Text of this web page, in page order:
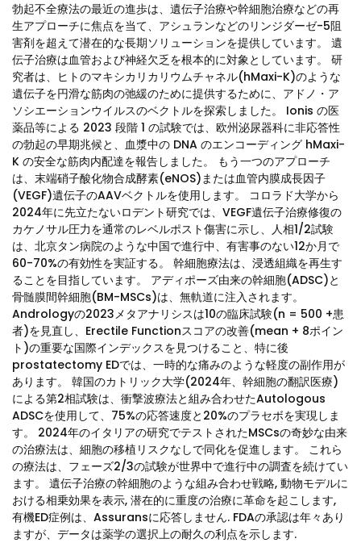
勃起不全療法の最近の進歩は、遺伝子治療や幹細胞治療などの再
生アプローチに焦点を当て、アシュランなどのリンジダーゼ-5阻
害剤を超えて潜在的な長期ソリューションを提供しています。 遺
伝子治療は血管および神経欠乏を根本的に対象としています。 研
究者は、ヒトのマキシカリカリウムチャネル(hMaxi-K)のような
遺伝子を円滑な筋肉の弛緩のために提供するために、アドノ・ア
ソシエーションウイルスのベクトルを探索しました。 Ionis の医
薬品等による 2023 段階 1 の試験では、欧州泌尿器科に非応答性
の勃起の早期兆候と、血漿中の DNA のエンコーディング hMaxi-
K の安全な筋肉内配達を報告しました。 もう一つのアプローチ
は、末端硝子酸化物合成酵素(eNOS)または血管内膜成長因子
(VEGF)遺伝子のAAVベクトルを使用します。 コロラド大学から
2024年に先立たないロデント研究では、VEGF遺伝子治療修復の
カケノサル圧力を通常のレベルポスト傷害に示し、人相1/2試験
は、北京タン病院のような中国で進行中、有害事のない12か月で
60-70%の有効性を実証する。 幹細胞療法は、浸透組織を再生す
ることを目指しています。 アディポーズ由来の幹細胞(ADSC)と
骨髄膜間幹細胞(BM-MSCs)は、無軌道に注入されます。
Andrologyの2023メタアナリシスは10の臨床試験(n = 500 +患
者)を見直し、Erectile Functionスコアの改善(mean + 8ポイン
ト)の重要な国際インデックスを見つけること、特に後
prostatectomy EDでは、一時的な痛みのような軽度の副作用が
あります。 韓国のカトリック大学(2024年、幹細胞の翻訳医療)
による第2相試験は、衝撃波療法と組み合わせたAutologous
ADSCを使用して、75%の応答速度と20%のプラセボを実現しま
す。 2024年のイタリアの研究でテストされたMSCsの奇妙な由来
の治療法は、細胞の移植リスクなしで同化を促進します。 これら
の療法は、フェーズ2/3の試験が世界中で進行中の調査を続けてい
ます。 遺伝子治療の幹細胞のような組み合わせ戦略, 動物モデルに
おける相乗効果を表示, 潜在的に重度の治療に革命を起こします,
有機ED症例は、Assuransに応答しません. FDAの承認は年々あり
ますが、データは薬学の選択上の耐久の利点を示します.